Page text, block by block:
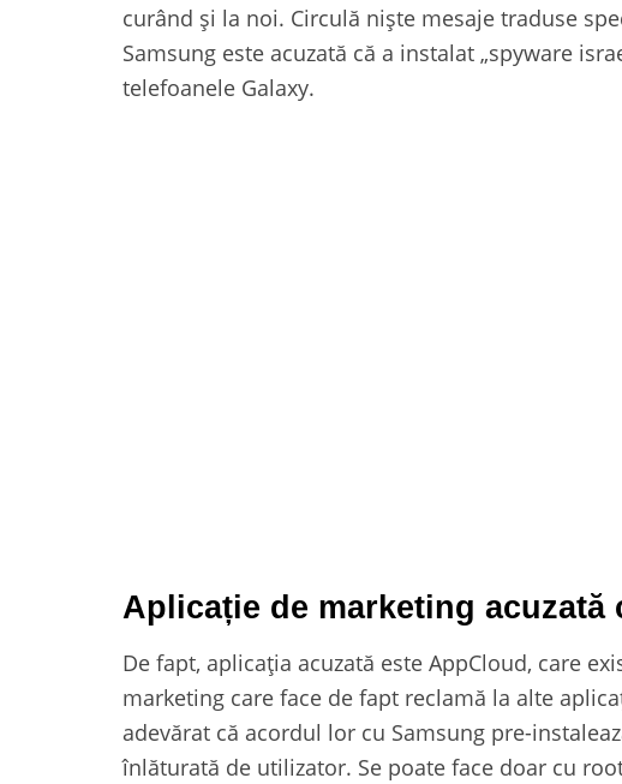
curând și la noi. Circulă niște mesaje traduse
Samsung este acuzată că a instalat „spyware
telefoanele Galaxy.
Aplicație de marketing acuzată
De fapt, aplicația acuzată este AppCloud, care
marketing care face de fapt reclamă la alte
adevărat că acordul lor cu Samsung pre-
înlăturată de utilizator. Se poate face doar cu